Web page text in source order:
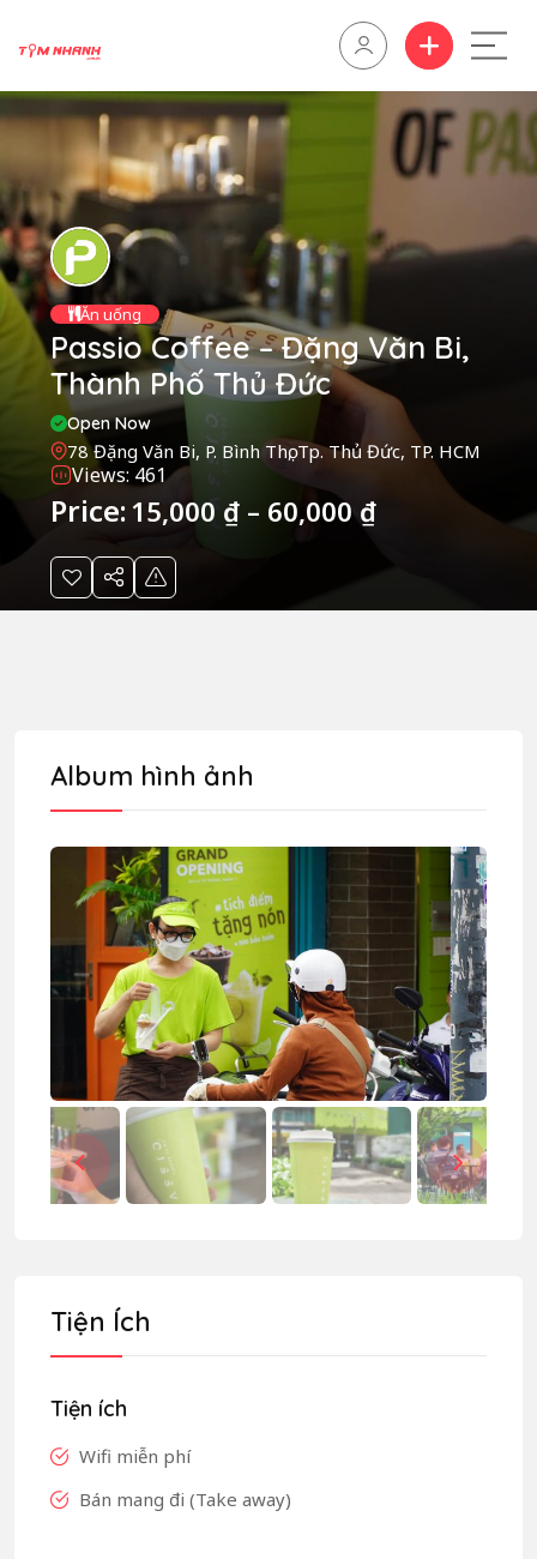
Ăn uống
Passio Coffee – Đặng Văn Bi,
Thành Phố Thủ Đức
Open Now
78 Đặng Văn Bi, P. Bình Thọ, Tp. Thủ Đức, TP. HCM
Views: 461
Price: 15,000 ₫ – 60,000₫
Album hình ảnh
Tiện Ích
Tiện ích
Wifi miễn phí
Bán mang đi (Take away)